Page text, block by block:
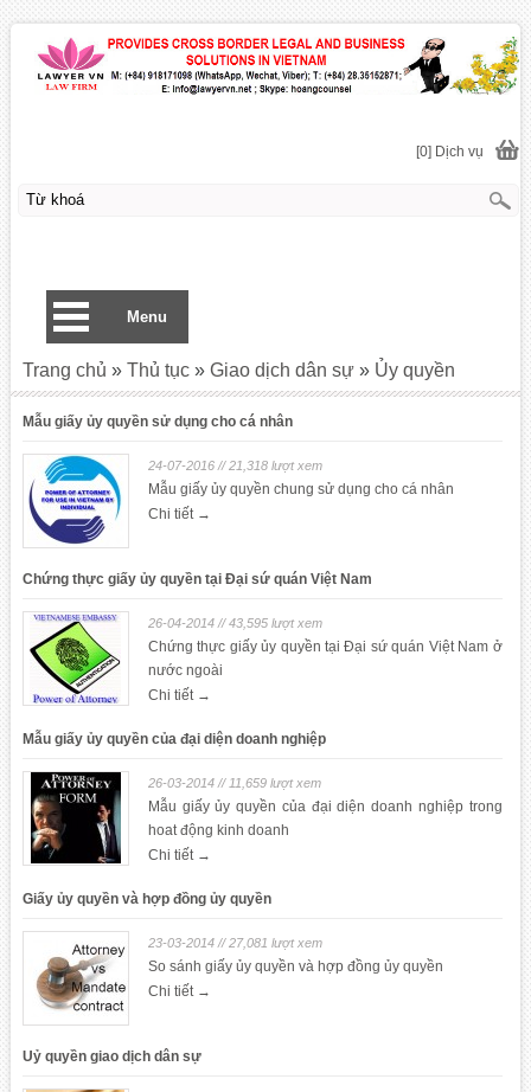
Mẫu giấy ủy quyền sử dụng cho cá nhân
24-07-2016 // 21,318 lượt xem
Mẫu giấy ủy quyền chung sử dụng cho cá nhân
Chi tiết →
Chứng thực giấy ủy quyền tại Đại sứ quán Việt Nam
26-04-2014 // 43,595 lượt xem
Chứng thực giấy ủy quyền tại Đại sứ quán Việt Nam ở
nước ngoài
Chi tiết →
Mẫu giấy ủy quyền của đại diện doanh nghiệp
26-03-2014 // 11,659 lượt xem
Mẫu giấy ủy quyền của đại diện doanh nghiệp trong
hoat động kinh doanh
Chi tiết →
Giấy ủy quyền và hợp đồng ủy quyền
23-03-2014 // 27,081 lượt xem
So sánh giấy ủy quyền và hợp đồng ủy quyền
Chi tiết →
Uỷ quyền giao dịch dân sự
Trang chủ » Thủ tục » Giao dịch dân sự » Ủy quyền
[0] Dịch vụ
Menu